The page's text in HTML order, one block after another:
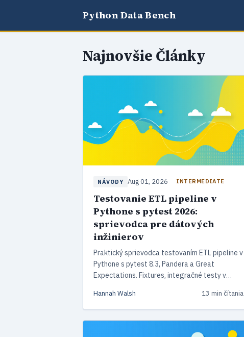
Python Data Bench
Najnovšie Články
NÁVODY Aug 01, 2026 INTERMEDIATE
Testovanie ETL pipeline v
Pythone s pytest 2026:
sprievodca pre dátových
inžinierov
Praktický sprievodca testovaním ETL pipeline v
Pythone s pytest 8.3, Pandera a Great
Expectations. Fixtures, integračné testy v
dbt testy a CI/CD nastavenie pre rok 2026.
Hannah Walsh 13 min čítania